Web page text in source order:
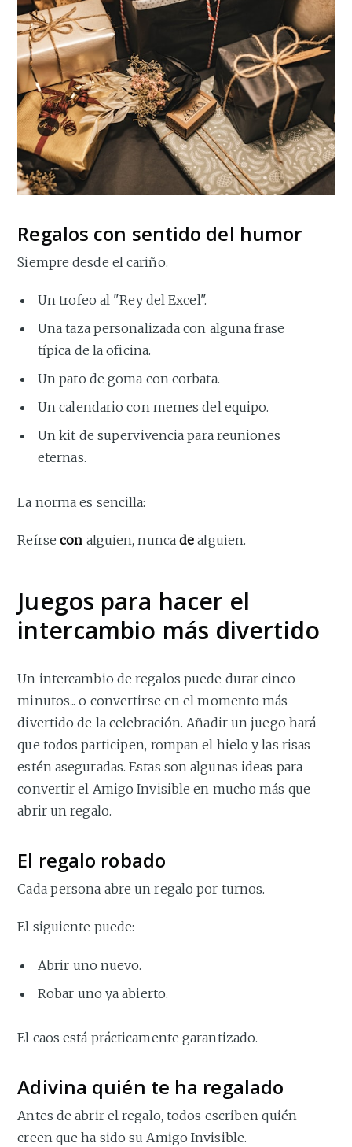
Regalos con sentido del humor
Siempre desde el cariño.
Un trofeo al "Rey del Excel".
Una taza personalizada con alguna frase
típica de la oficina.
Un pato de goma con corbata.
Un calendario con memes del equipo.
Un kit de supervivencia para reuniones
eternas.
La norma es sencilla:
Reírsecon alguien, nuncade alguien.
Juegos para hacer el
intercambio más divertido
Un intercambio de regalos puede durar cinco
minutos... o convertirse en el momento más
divertido de la celebración. Añadir un juego hará
que todos participen, rompan el hielo y las risas
estén aseguradas. Estas son algunas ideas para
convertir el Amigo Invisible en mucho más que
abrir un regalo.
El regalo robado
Cada persona abre un regalo por turnos.
El siguiente puede:
Abrir uno nuevo.
Robar uno ya abierto.
El caos está prácticamente garantizado.
Adivina quién te ha regalado
Antes de abrir el regalo, todos escriben quién
creen que ha sido su Amigo Invisible.